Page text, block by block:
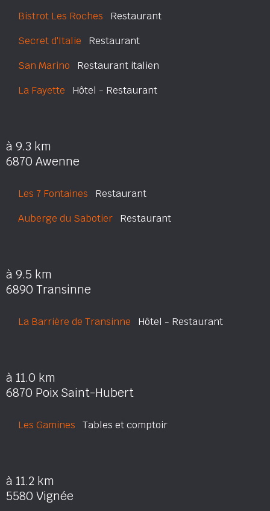
Bistrot Les Roches Restaurant
Secret d'Italie Restaurant
San Marino Restaurant italien
La Fayette Hôtel - Restaurant
à 9.3 km
6870 Awenne
Les 7 Fontaines Restaurant
Auberge du Sabotier Restaurant
à 9.5 km
6890 Transinne
La Barrière de Transinne Hôtel - Restaurant
à 11.0 km
6870 Poix Saint-Hubert
Les Gamines Tables et comptoir
à 11.2 km
5580 Vignée